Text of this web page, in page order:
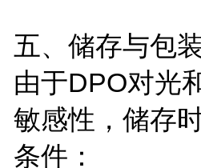
五、储存与包
由于DPO对光
敏感性，储存
条件：